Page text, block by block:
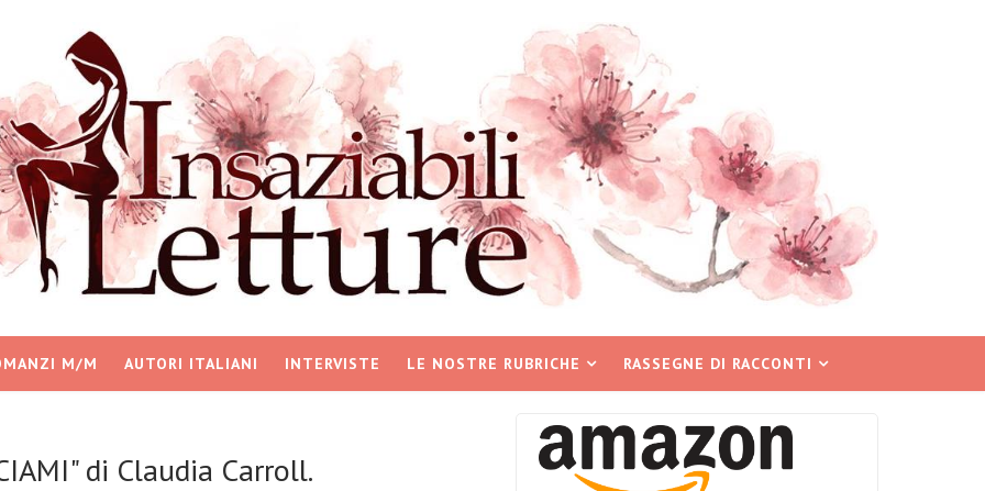
M/M AUTORI ITALIANI INTERVISTE LE NOSTRE RUBRICHE RASSEGNE DI RACCONTI
di Claudia Carroll.